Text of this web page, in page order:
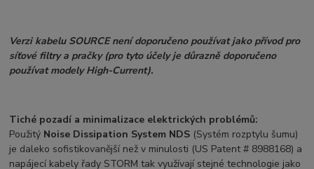
Verzi kabelu SOURCE není doporučeno používat jako přívod pro
síťové filtry a pračky (pro tyto účely je důrazně doporučeno
používat modely High-Current).
Tiché pozadí a minimalizace elektrických problémů:
Použitý Noise Dissipation System NDS (Systém rozptylu šumu)
je daleko sofistikovanější než v minulosti (US Patent # 8988168) a
napájecí kabely řady STORM tak využívají stejné technologie jako